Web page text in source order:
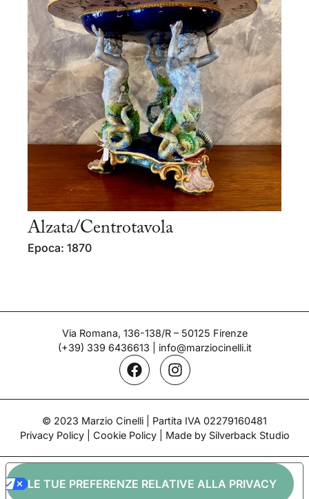
Alzata/Centrotavola
Epoca: 1870
Via Romana, 136-138/R – 50125 Firenze
(+39) 339 6436613
info@marziocinelli.it
© 2023 Marzio Cinelli | Partita IVA 02279160481
Privacy Policy| Cookie Policy| Made by Silverback Studio
LE TUE PREFERENZE RELATIVE ALLA PRIVACY